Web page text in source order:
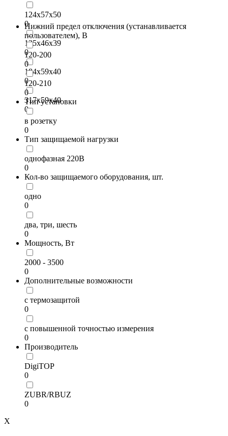
124х57х50
0
135х46х39
0
184х59х40
0
317х59х40
0
Нижний предел отключения (устанавливается
пользователем), В
120-200
0
120-210
0
Тип установки
в розетку
0
Тип защищаемой нагрузки
однофазная 220В
0
Кол-во защищаемого оборудования, шт.
одно
0
два, три, шесть
0
Мощность, Вт
2000 - 3500
0
Дополнительные возможности
с термозащитой
0
с повышенной точностью измерения
0
Производитель
DigiTOP
0
ZUBR/RBUZ
0
X